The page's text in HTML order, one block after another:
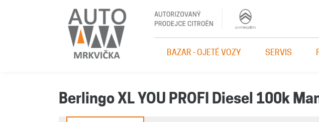
BAZAR - OJETÉ VOZY SERVIS
Berlingo XL YOU PROFI Diesel 100k